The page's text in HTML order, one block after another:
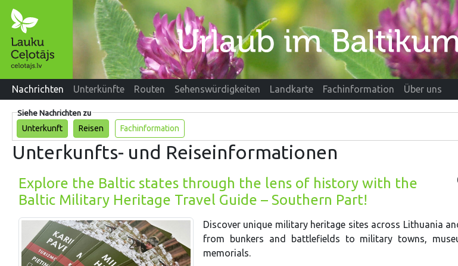
Nachrichten Unterkünfte Routen Sehenswürdigkeiten Landkarte Fachinformation Über uns
Siehe Nachrichten zu
Unterkunft
Reisen Fachinformation
Unterkunfts- und Reiseinformationen
Explore the Baltic states through the lens of history with the
Baltic Military Heritage Travel Guide – Southern Part!
Discover unique military heritage sites across Lithuania
from bunkers and battlefields to military towns,
memorials.